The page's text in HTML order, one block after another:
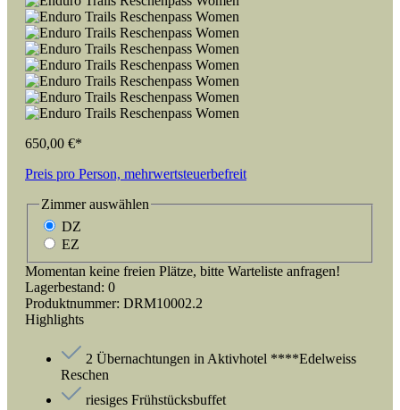
650,00 €*
Preis pro Person, mehrwertsteuerbefreit
Zimmerauswählen
DZ
EZ
Momentan keine freien Plätze, bitte Warteliste anfragen!
Lagerbestand: 0
Produktnummer: DRM10002.2
Highlights
2 Übernachtungen in Aktivhotel ****Edelweiss
Reschen
riesiges Frühstücksbuffet